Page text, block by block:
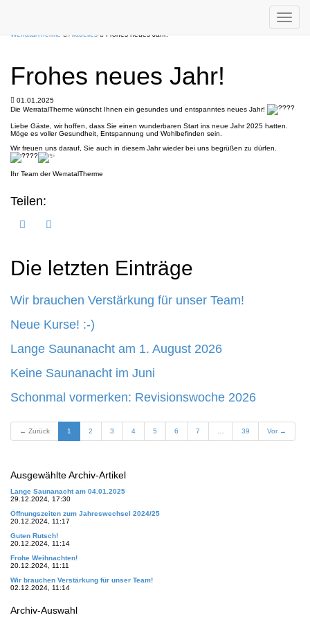
Toggle
WerratalTherme
Aktuelles Frohes neues Jahr!
Frohes neues Jahr!
01.01.2025
Die WerratalTherme wünscht Ihnen ein gesundes und entspanntes neues Jahr!
Liebe Gäste, wir hoffen, dass Sie einen wunderbaren Start ins neue Jahr 2025 hatten.
Möge es voller Gesundheit, Entspannung und Wohlbefinden sein.
Wir freuen uns darauf, Sie auch in diesem Jahr wieder bei uns begrüßen zu dürfen.
Ihr Team der WerratalTherme
Teilen:
Die letzten Einträge
Wir brauchen Verstärkung für unser Team!
Neue Kurse! :-)
Lange Saunanacht am 1. August 2026
Keine Saunanacht im Juni
Schonmal vormerken: Revisionswoche 2026
← Zurück 1 (aktuell)
2 3 4 5 6 7 39 Vor →
Ausgewählte Archiv-Artikel
Lange Saunanacht am 04.01.2025
29.12.2024, 17:30
Öffnungszeiten zum Jahreswechsel 2024/25
20.12.2024, 11:17
Guten Rutsch!
20.12.2024, 11:14
Frohe Weihnachten!
20.12.2024, 11:11
Wir brauchen Verstärkung für unser Team!
02.12.2024, 11:14
Archiv-Auswahl